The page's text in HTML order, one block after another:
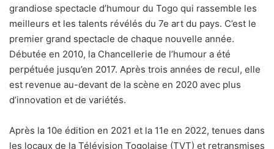
grandiose spectacle d’humour du Togo qui rassemble les
meilleurs et les talents révélés du 7e art du pays. C’est le
premier grand spectacle de chaque nouvelle année.
Débutée en 2010, la Chancellerie de l’humour a été
perpétuée jusqu’en 2017. Après trois années de recul, elle
est revenue au-devant de la scène en 2020 avec plus
d’innovation et de variétés.
Après la 10e édition en 2021 et la 11e en 2022, tenues dans
les locaux de la Télévision Togolaise (TVT) et retransmises